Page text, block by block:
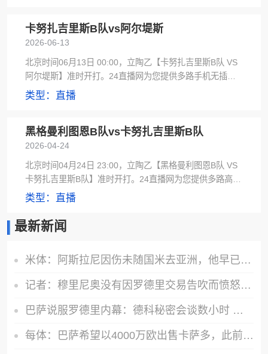
卡努扎吉里斯B队vs阿尔堤斯
2026-06-13
北京时间06月13日 00:00，立陶乙【卡努扎吉里斯B队 VS
阿尔堤斯】准时开打。24直播网为您提供多路手机无插件
及黑白直播信号源，赛后极速更新全场录像。
类型：直播
黑格曼利图恩B队vs卡努扎吉里斯B队
2026-04-24
北京时间04月24日 23:00，立陶乙【黑格曼利图恩B队 VS
卡努扎吉里斯B队】准时开打。24直播网为您提供多路高清
直播及黑白直播信号源，赛后极速更新赛事集锦。
类型：直播
最新新闻
米体：阿斯拉尼因伤未随国米去亚洲，他早已不在球队的未来计划中
记者：穆里尼奥没有因罗德里交易告吹而愤怒，他完全信任现有球员
巴萨说服罗德里内幕：德科秘密会谈数小时 弗里克多次致电
每体：巴萨希望以4000万欧出售卡萨多，此前曾拒绝1000多万欧报价